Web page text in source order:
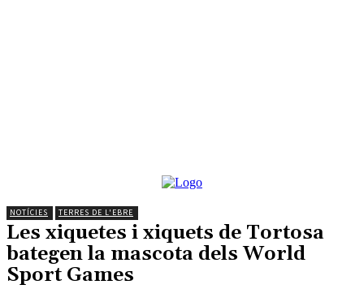
NOTÍCIES TERRES DE L'EBRE
Les xiquetes i xiquets de Tortosa
bategen la mascota dels World
Sport Games